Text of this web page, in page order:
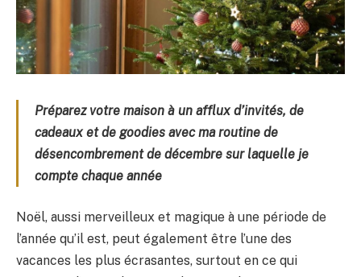
Préparez votre maison à un afflux d’invités, de
cadeaux et de goodies avec ma routine de
désencombrement de décembre sur laquelle je
compte chaque année
Noël, aussi merveilleux et magique à une période de
l’année qu’il est, peut également être l’une des
vacances les plus écrasantes, surtout en ce qui